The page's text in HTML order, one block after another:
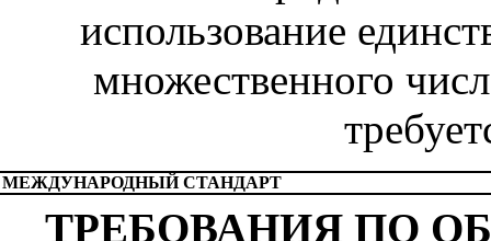
использование
множественного
МЕЖДУНАРОДНЫЙ СТАНДАРТ
ТРЕБОВАНИЯ ПО